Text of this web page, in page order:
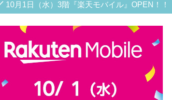
10月1日（水）3階『楽天モバイル』OPEN！！